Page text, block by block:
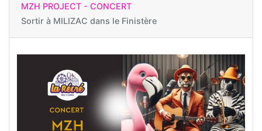
MZH PROJECT - CONCERT
Sortir à MILIZAC dans le Finistère